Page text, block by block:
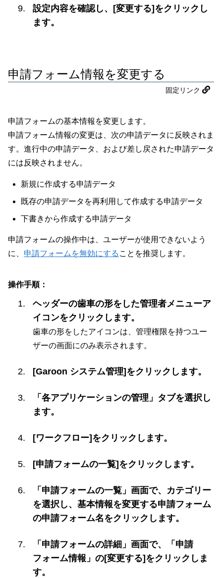
設定内容を確認し、[変更する]をクリックし
ます。
申請フォーム情報を変更する
固定リンク
申請フォームの基本情報を変更します。
申請フォーム情報の変更は、次の申請データに反映されま
す。進行中の申請データ、および差し戻された申請データ
には反映されません。
新規に作成する申請データ
既存の申請データを再利用して作成する申請データ
下書きから作成する申請データ
申請フォームの操作中は、ユーザーが使用できないよう
に、 申請フォームを無効にする ことを推奨します。
操作手順：
ヘッダーの歯車の形をした管理者メニューア
イコンをクリックします。
歯車の形をしたアイコンは、管理権限を持つユー
ザーの画面にのみ表示されます。
[Garoon システム管理]をクリックします。
「各アプリケーションの管理」タブを選択し
ます。
[ワークフロー]をクリックします。
[申請フォームの一覧]をクリックします。
「申請フォームの一覧」画面で、カテゴリー
を選択し、基本情報を変更する申請フォーム
の申請フォーム名をクリックします。
「申請フォームの詳細」画面で、「申請
フォーム情報」の[変更する]をクリックしま
す。